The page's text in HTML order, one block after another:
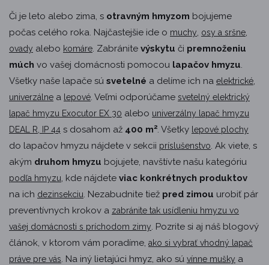
Či je leto alebo zima, s otravným hmyzom bojujeme
počas celého roka. Najčastejšie ide o muchy, osy a sršne,
ovady alebo komáre. Zabránite výskytu či premnoženiu
múch vo vašej domácnosti pomocou lapačov hmyzu.
Všetky naše lapače sú svetelné a delíme ich na elektrické,
univerzálne a lepové. Veľmi odporúčame svetelný elektrický
lapač hmyzu Exocutor EX 30 alebo univerzálny lapač hmyzu
DEAL R, IP 44 s dosahom až 400 m2. Všetky lepové plochy
do lapačov hmyzu nájdete v sekcii príslušenstvo. Ak viete, s
akým druhom hmyzu bojujete, navštívte našu kategóriu
podľa hmyzu, kde nájdete viac konkrétnych produktov
na ich dezinsekciu. Nezabudnite tiež pred zimou urobiť pár
preventívnych krokov a zabránite tak usídleniu hmyzu vo
vašej domácnosti s príchodom zimy. Pozrite si aj náš blogový
článok, v ktorom vám poradíme, ako si vybrať vhodný lapač
práve pre vás. Na iný lietajúci hmyz, ako sú vínne mušky a